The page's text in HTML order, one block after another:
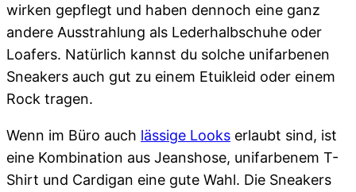
wirken gepflegt und haben dennoch eine ganz
andere Ausstrahlung als Lederhalbschuhe oder
Loafers. Natürlich kannst du solche unifarbenen
Sneakers auch gut zu einem Etuikleid oder einem
Rock tragen.
Wenn im Büro auch lässige Looks erlaubt sind, ist
eine Kombination aus Jeanshose, unifarbenem T-
Shirt und Cardigan eine gute Wahl. Die Sneakers